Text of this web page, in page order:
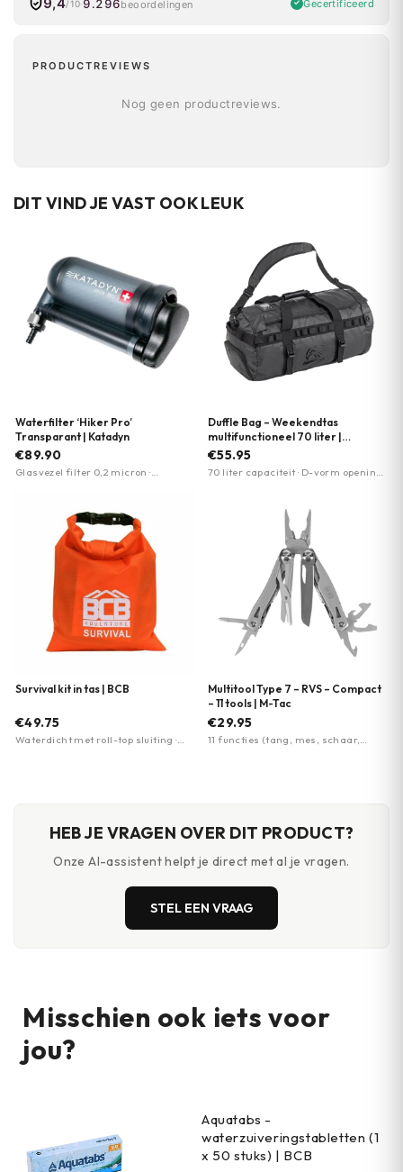
9,4/10 9.296beoordelingen Gecertificeerd
PRODUCTREVIEWS
Nog geen productreviews.
DIT VIND JE VAST OOK LEUK
Waterfilter ‘Hiker Pro’
Transparant | Katadyn
€89.90
Glasvezel filter 0,2 micron ·
Duffle Bag – Weekendtas
multifunctioneel 70 liter |
Defcon5 | Meerdere kleuren
€55.95
70 liter capaciteit · D-vorm opening ·
Survival kit in tas | BCB
€49.75
Waterdicht met roll-top sluiting ·
Multitool Type 7 – RVS – Compact
– 11 tools | M-Tac
€29.95
11 functies (tang, mes, schaar,
HEB JE VRAGEN OVER DIT PRODUCT?
Onze AI-assistent helpt je direct met al je vragen.
STEL EEN VRAAG
Misschien ook iets voor
jou?
Aquatabs -
waterzuiveringstabletten (1
x 50 stuks) | BCB